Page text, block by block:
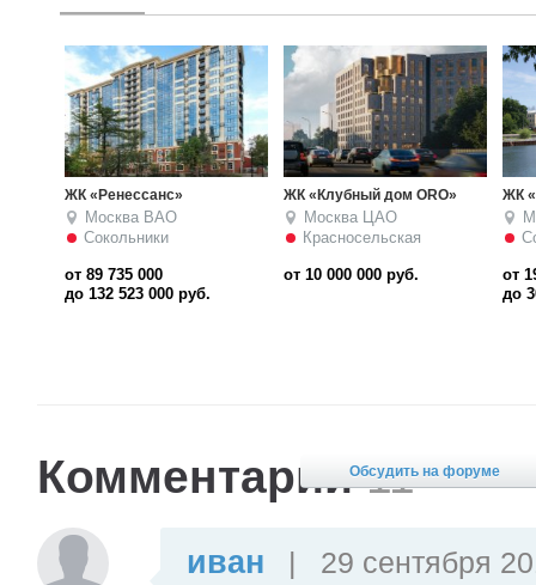
ЖК «Жемчужина»
Москва ВАО
Сокольники
от 197 000
до 304 000руб. за кв. м
ЖК «Шатер»
Москва ЦАО
Красносельская
от 18 500 000руб.
ЖК
Обсудить на форуме
Комментарии11
иван | 29 сентября